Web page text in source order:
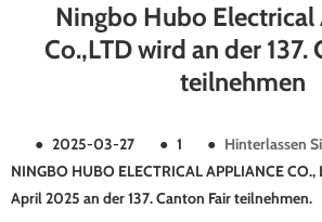
Ningbo Hubo Electrical
Co.,LTD wird an der 137.
teilnehmen
● 2025-03-27 ● 1 ● Hinterlassen
NINGBO HUBO ELECTRICAL APPLIANCE CO.,
April 2025 an der 137. Canton Fair teilnehmen.